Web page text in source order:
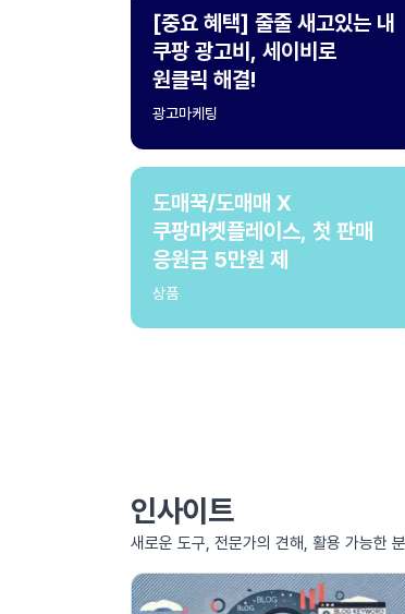
[중요 혜택] 줄줄 새고있는 내
쿠팡 광고비, 세이비로
원클릭 해결!
광고마케팅
도매꾹/도매매 X
쿠팡마켓플레이스, 첫 판매
응원금 5만원 제
상품
인사이트
새로운 도구, 전문가의 견해, 활용 가능한